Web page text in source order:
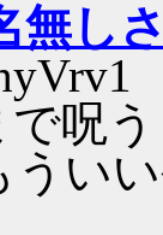
無し
呪
うい